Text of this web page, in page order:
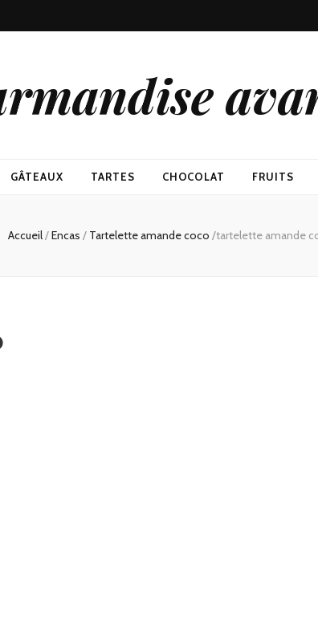
GÂTEAUX TARTES CHOCOLAT FRUITS
Accueil/Encas / Tartelette amande coco /tartelette amande